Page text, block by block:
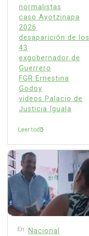
normalistas
caso Ayotzinapa
2026
desaparición de los
43
exgobernador de
Guerrero
FGR Ernestina
Godoy
videos Palacio de
Justicia Iguala
Leer todo
En Nacional